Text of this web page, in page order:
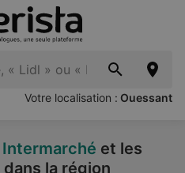
Votre localisation : Ouessant
Intermarché et les
la région